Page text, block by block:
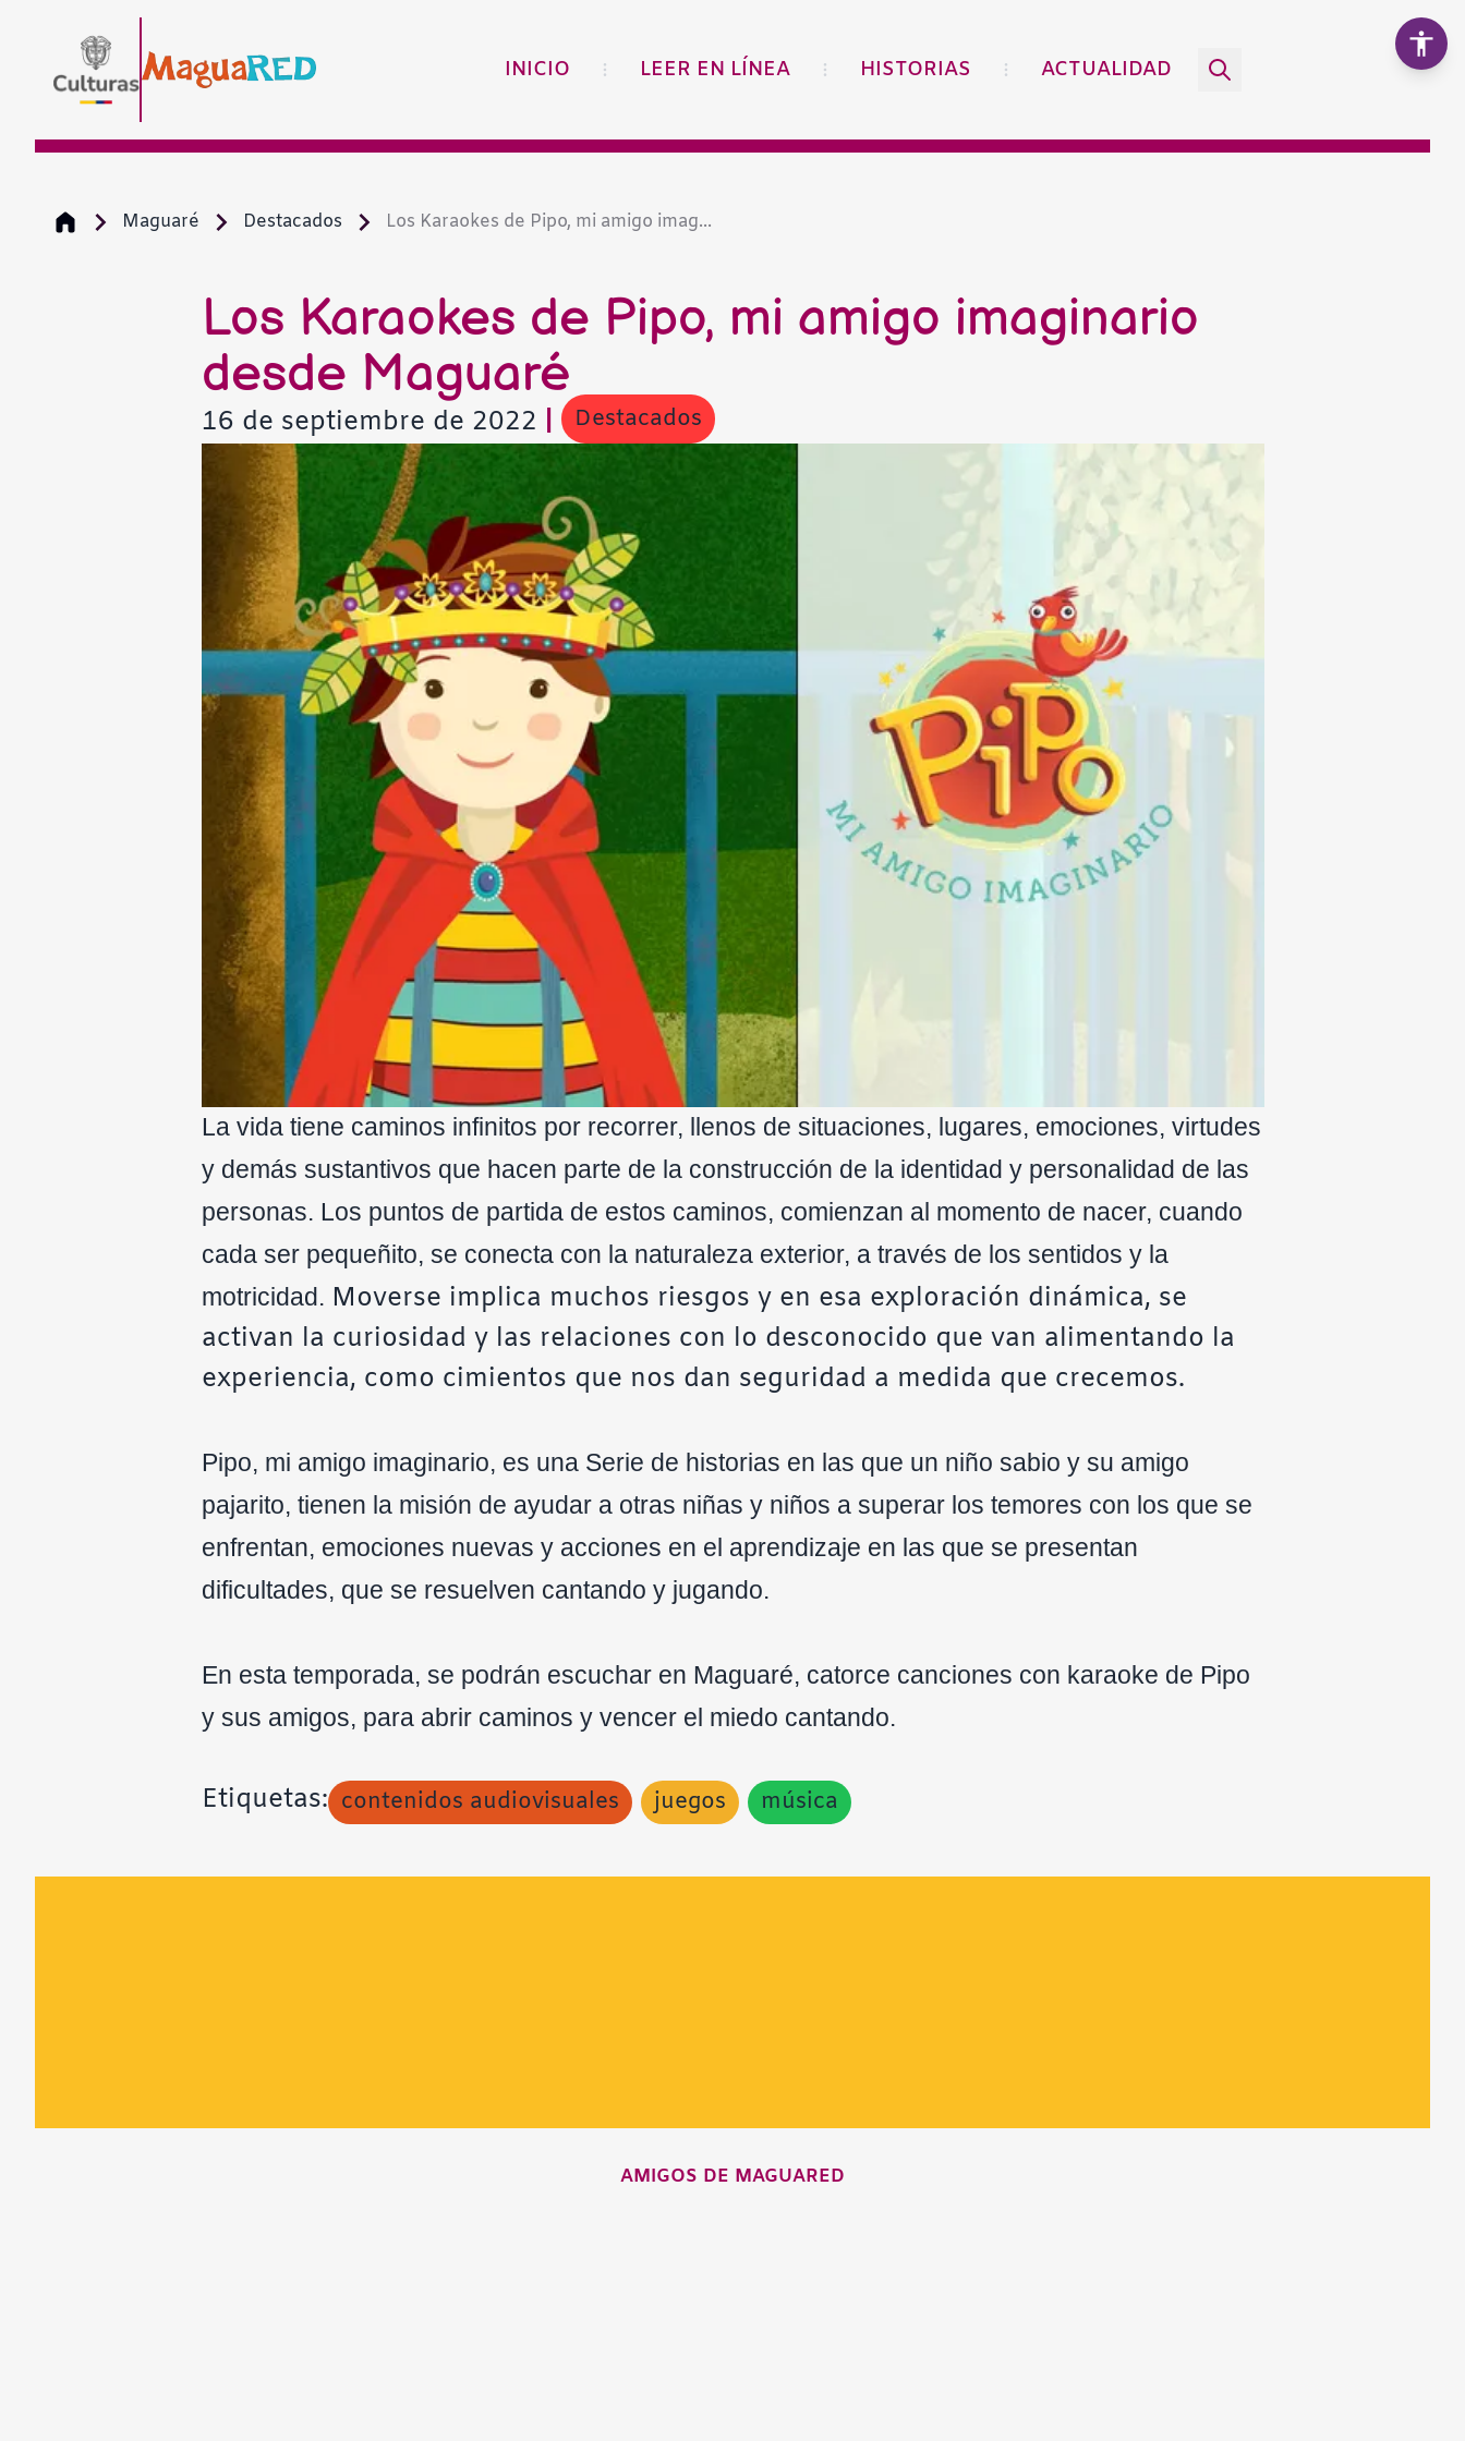
INICIO LEER EN LÍNEA HISTORIAS ACTUALIDAD
Maguaré Destacados Los Karaokes de Pipo, mi amigo imag...
Los Karaokes de Pipo, mi amigo imaginario
desde Maguaré
16 de septiembre de 2022 Destacados
La vida tiene caminos infinitos por recorrer, llenos de situaciones, lugares, emociones, virtudes
y demás sustantivos que hacen parte de la construcción de la identidad y personalidad de las
personas. Los puntos de partida de estos caminos, comienzan al momento de nacer, cuando
cada ser pequeñito, se conecta con la naturaleza exterior, a través de los sentidos y la
motricidad. Moverse implica muchos riesgos y en esa exploración dinámica, se
activan la curiosidad y las relaciones con lo desconocido que van alimentando la
experiencia, como cimientos que nos dan seguridad a medida que crecemos.
Pipo, mi amigo imaginario, es una Serie de historias en las que un niño sabio y su amigo
pajarito, tienen la misión de ayudar a otras niñas y niños a superar los temores con los que se
enfrentan, emociones nuevas y acciones en el aprendizaje en las que se presentan
dificultades, que se resuelven cantando y jugando.
En esta temporada, se podrán escuchar en Maguaré, catorce canciones con karaoke de Pipo
y sus amigos, para abrir caminos y vencer el miedo cantando.
Etiquetas: contenidos audiovisuales juegos música
AMIGOS DE MAGUARED
Subrayar enlaces